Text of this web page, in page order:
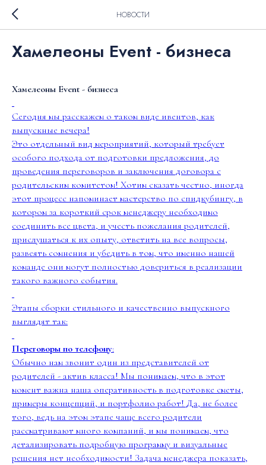
НОВОСТИ
Хамелеоны Event - бизнеса
Хамелеоны Event - бизнеса
Сегодня мы расскажем о таком виде ивентов, как
выпускные вечера!
Это отдельный вид мероприятий, который требует
особого подхода от подготовки предложения, до
проведения переговоров и заключения договора с
родительским комитетом! Хотим сказать честно, иногда
этот процесс напоминает мастерство по спидкубингу, в
котором за короткий срок менеджеру необходимо
соединить все цвета, и учесть пожелания родителей,
прислушаться к их опыту, ответить на все вопросы,
развеять сомнения и убедить в том, что именно нашей
команде они могут полностью довериться в реализации
такого важного события.
Этапы сборки стильного и качественно выпускного
выглядят так:
Переговоры по телефону:
Обычно нам звонит один из представителей от
родителей - актив класса! Мы понимаем, что в этот
момент важна наша оперативность в подготовке сметы,
примеры концепций, и портфолио работ! Да, не более
того, ведь на этом этапе чаще всего родители
рассматривают много компаний, и мы понимаем, что
детализировать подробную программу и визуальные
решения нет необходимости! Задача менеджера показать,